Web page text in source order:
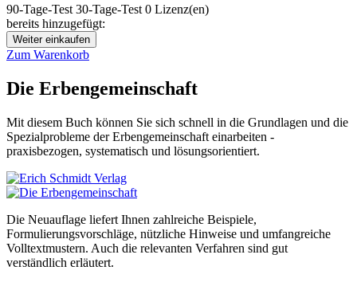
90-Tage-Test 30-Tage-Test 0 Lizenz(en)
bereits hinzugefügt:
Weiter einkaufen
Zum Warenkorb
Die Erbengemeinschaft
Mit diesem Buch können Sie sich schnell in die Grundlagen und die
Spezialprobleme der Erbengemeinschaft einarbeiten -
praxisbezogen, systematisch und lösungsorientiert.
Die Neuauflage liefert Ihnen zahlreiche Beispiele,
Formulierungsvorschläge, nützliche Hinweise und umfangreiche
Volltextmustern. Auch die relevanten Verfahren sind gut
verständlich erläutert.